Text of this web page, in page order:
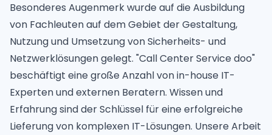
Besonderes Augenmerk wurde auf die Ausbildung
von Fachleuten auf dem Gebiet der Gestaltung,
Nutzung und Umsetzung von Sicherheits- und
Netzwerklösungen gelegt. "Call Center Service doo"
beschäftigt eine große Anzahl von in-house IT-
Experten und externen Beratern. Wissen und
Erfahrung sind der Schlüssel für eine erfolgreiche
Lieferung von komplexen IT-Lösungen. Unsere Arbeit